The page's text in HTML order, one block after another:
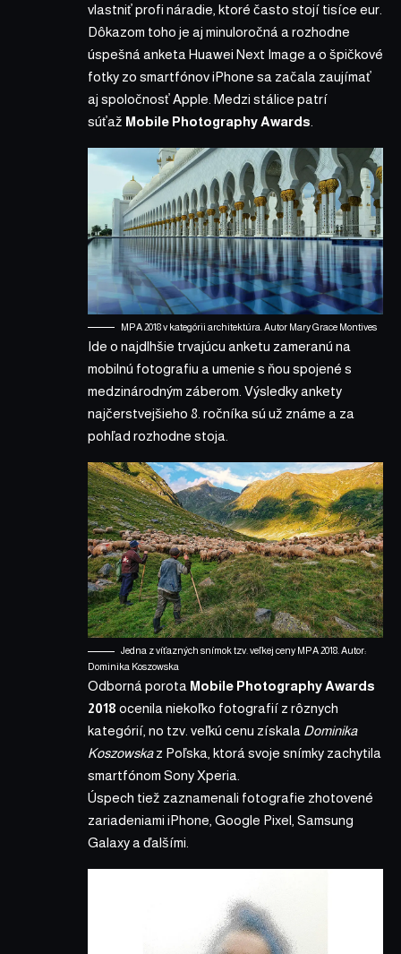
vlastniť profi náradie, ktoré často stojí tisíce eur.
Dôkazom toho je aj minuloročná a rozhodne
úspešná anketa Huawei Next Image a o špičkové
fotky zo smartfónov iPhone sa začala zaujímať
aj spoločnosť Apple. Medzi stálice patrí
súťaž Mobile Photography Awards
MPA 2018 v kategórii architektúra. Autor Mary Grace Montives
Ide o najdlhšie trvajúcu anketu zameranú na
mobilnú fotografiu a umenie s ňou spojené s
medzinárodným záberom. Výsledky ankety
najčerstvejšieho 8. ročníka sú už známe a za
pohľad rozhodne stoja.
Jedna z víťazných snímok tzv. veľkej ceny MPA 2018. Autor:
Dominika Koszowska
Odborná porota Mobile Photography Awards
2018 ocenila niekoľko fotografií z rôznych
kategórií, no tzv. veľkú cenu získala Dominika
Koszowskaz Poľska, ktorásvoje snímky zachytila
smartfónom Sony Xperia.
Úspech tiež zaznamenali fotografie zhotovené
zariadeniami iPhone, Google Pixel, Samsung
Galaxy a ďalšími.